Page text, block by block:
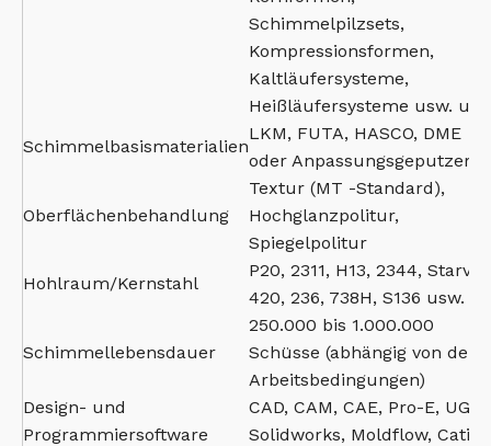
Schimmelpilzsets,
Kompressionsformen,
Kaltläufersysteme,
Heißläufersysteme usw.
Schimmelbasismaterialien
LKM, FUTA, HASCO, DME
oder Anpassungsgeputzer
Oberflächenbehandlung
Textur (MT -Standard),
Hochglanzpolitur,
Spiegelpolitur
Hohlraum/Kernstahl
P20, 2311, H13, 2344, Starvax
420, 236, 738H, S136 usw.
Schimmellebensdauer
250.000 bis 1.000.000
Schüsse (abhängig von den
Arbeitsbedingungen)
Design- und
Programmiersoftware
CAD, CAM, CAE, Pro-E, UG,
Solidworks, Moldflow, Catia